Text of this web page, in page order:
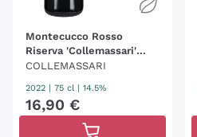
Montecucco Rosso
Riserva 'Collemassari'
Collemassari
COLLEMASSARI
2022 75 cl | 14.5%
16,90 €